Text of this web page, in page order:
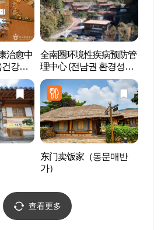
治愈中
강치
全南圈环境性疾病预防管
理中心 (전남권 환경성질
환 예방관리센터)
东门卖饭家（동문매반
가）
查看更多